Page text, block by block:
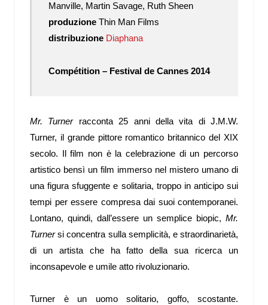
Manville, Martin Savage, Ruth Sheen
produzioneThin Man Films
distribuzione Diaphana
Compétition – Festival de Cannes 2014
Mr. Turnerracconta 25 anni della vita di J.M.W.
Turner, il grande pittore romantico britannico del XIX
secolo. Il film non è la celebrazione di un percorso
artistico bensì un film immerso nel mistero umano di
una figura sfuggente e solitaria, troppo in anticipo sui
tempi per essere compresa dai suoi contemporanei.
Lontano, quindi, dall’essere un semplice biopic, Mr.
Turnersi concentra sulla semplicità, e straordinarietà,
di un artista che ha fatto della sua ricerca un
inconsapevole e umile atto rivoluzionario.
Turner è un uomo solitario, goffo, scostante.